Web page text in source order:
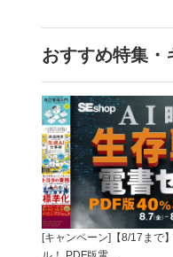
おすすめ特集・
[キャンペーン]【8/17まで